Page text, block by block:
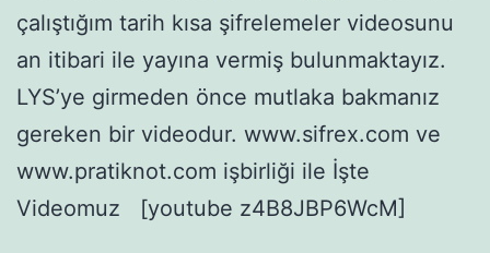
çalıştığım tarih kısa şifrelemeler videosunu
an itibari ile yayına vermiş bulunmaktayız.
LYS’ye girmeden önce mutlaka bakmanız
gereken bir videodur. www.sifrex.com ve
www.pratiknot.com işbirliği ile İşte
Videomuz [youtube z4B8JBP6WcM]